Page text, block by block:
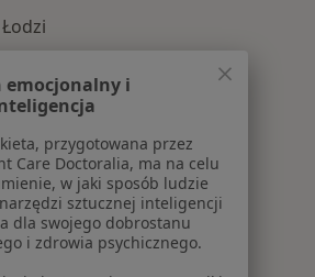
w Łodzi
w Łodzi
Najczęście leczone
emocjonalny i
przygotowana przez
Care Doctoralia, ma na celu
w jaki sposób ludzie
sztucznej inteligencji
dla swojego dobrostanu
i zdrowia psychicznego.